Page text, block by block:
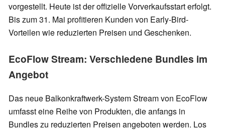
vorgestellt. Heute ist der offizielle Vorverkaufsstart erfolgt.
Bis zum 31. Mai profitieren Kunden von Early-Bird-
Vorteilen wie reduzierten Preisen und Geschenken.
EcoFlow Stream: Verschiedene Bundles im
Angebot
Das neue Balkonkraftwerk-System Stream von EcoFlow
umfasst eine Reihe von Produkten, die anfangs in
Bundles zu reduzierten Preisen angeboten werden. Los